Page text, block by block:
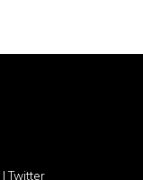
|Twitter